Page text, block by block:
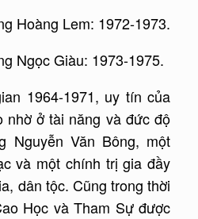
Lem: 1972-1973.
Giàu: 1973-1975.
1964-1971, uy tín của
nhờ ở tài năng và đức độ
Nguyễn Văn Bông, một
và một chính trị gia đầy
dân tộc. Cũng trong thời
Học và Tham Sự được